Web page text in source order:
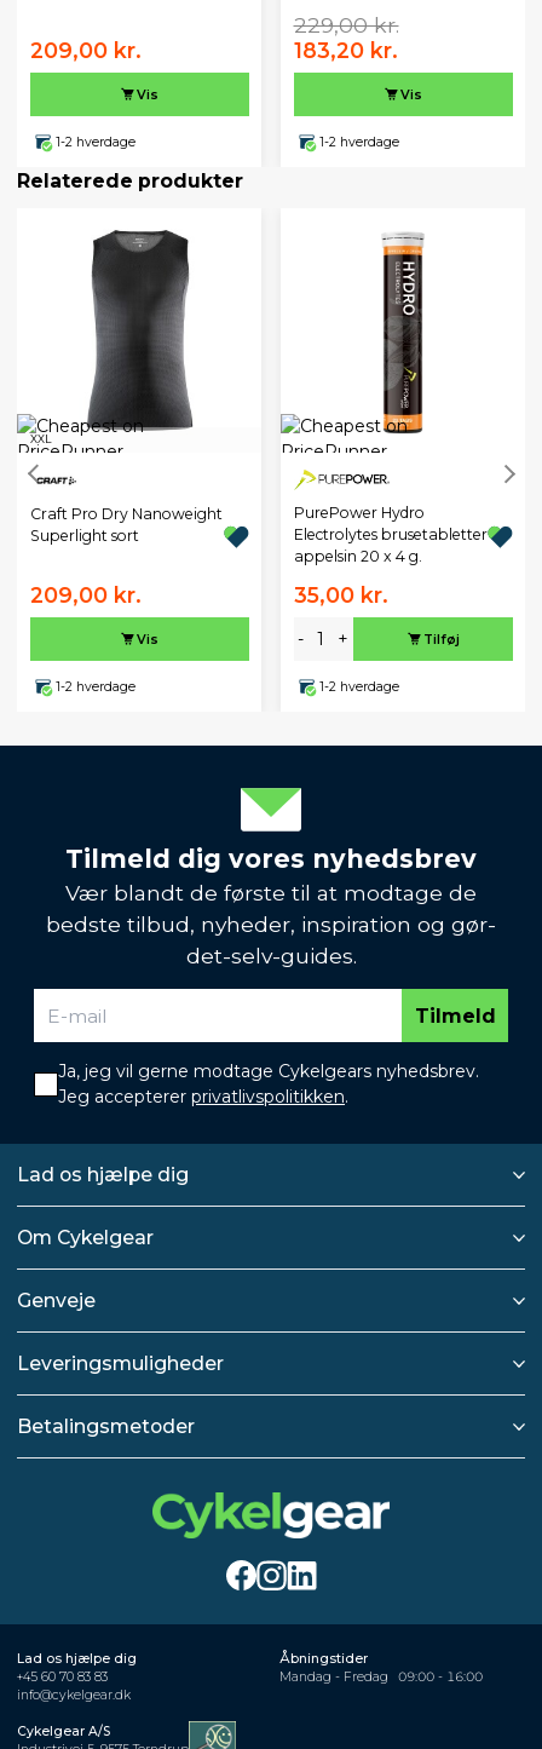
209,00 kr.
Vis
1-2 hverdage
229,00 kr.
183,20 kr.
Vis
1-2 hverdage
Relaterede produkter
XXL
Craft Pro Dry Nanoweight
Superlight sort
209,00 kr.
Vis
1-2 hverdage
PurePower Hydro
Electrolytes brusetabletter
appelsin 20 x 4 g.
35,00 kr.
- + Tilføj
1-2 hverdage
Tilmeld dig vores nyhedsbrev
Vær blandt de første til at modtage de
bedste tilbud, nyheder, inspiration og gør-
det-selv-guides.
Tilmeld
Ja, jeg vil gerne modtage Cykelgears nyhedsbrev.
Jeg accepterer privatlivspolitikken.
Lad os hjælpe dig
Om Cykelgear
Genveje
Leveringsmuligheder
Betalingsmetoder
Lad os hjælpe dig
+45 60 70 83 83
info@cykelgear.dk
Åbningstider
Mandag - Fredag
09:00 - 16:00
Cykelgear A/S